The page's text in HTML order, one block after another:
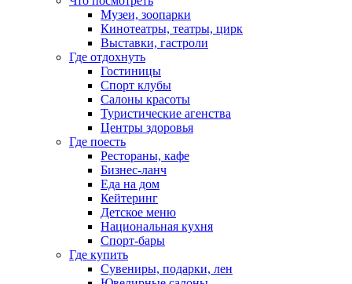
Музеи, зоопарки
Кинотеатры, театры, цирк
Выставки, гастроли
Где отдохнуть
Гостиницы
Спорт клубы
Салоны красоты
Туристические агенства
Центры здоровья
Где поесть
Рестораны, кафе
Бизнес-ланч
Еда на дом
Кейтеринг
Детское меню
Национальная кухня
Спорт-бары
Где купить
Сувениры, подарки, лен